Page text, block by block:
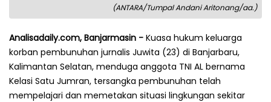
(ANTARA/Tumpal Andani Aritonang/aa.)
Analisadaily.com, Banjarmasin - Kuasa hukum keluarga
korban pembunuhan jurnalis Juwita (23) di Banjarbaru,
Kalimantan Selatan, menduga anggota TNI AL bernama
Kelasi Satu Jumran, tersangka pembunuhan telah
mempelajari dan memetakan situasi lingkungan sekitar